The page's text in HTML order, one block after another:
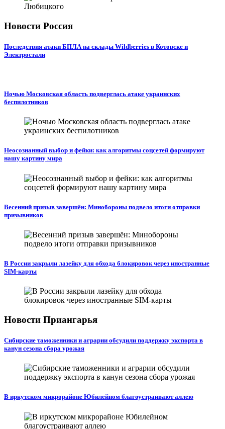
Новости Россия
Последствия атаки БПЛА на склады Wildberries в Котовске и
Электростали
Ночью Московская область подверглась атаке украинских
беспилотников
Неосознанный выбор и фейки: как алгоритмы соцсетей формируют
нашу картину мира
Весенний призыв завершён: Минобороны подвело итоги отправки
призывников
В России закрыли лазейку для обхода блокировок через иностранные
SIM-карты
Новости Приангарья
Сибирские таможенники и аграрии обсудили поддержку экспорта в
канун сезона сбора урожая
В иркутском микрорайоне Юбилейном благоустраивают аллею